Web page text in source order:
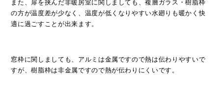
また、扉を挟んだ非暖房室に関しましても、複層ガラス・樹脂枠
の方が温度差が少なく、温度が低くなりやすい水廻りも暖かく快
適に過ごすことが出来ます。
窓枠に関しましても、アルミは金属ですので熱は伝わりやすいで
すが、樹脂枠は非金属ですので熱が伝わりにくいです。